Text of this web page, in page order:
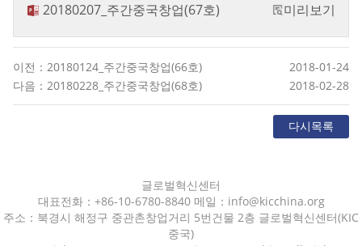
20180207_주간중국창업(67호) 미리보기
이전：20180124_주간중국창업(66호)
2018-01-24
다음：20180228_주간중국창업(68호)
2018-02-28
다시목록
글로벌혁신센터
대표전화：+86-10-6780-8840 메일：info@kicchina.org
주소：북경시 해정구 중관촌창업거리 5번건물 2층 글로벌혁신센터(KIC
중국)